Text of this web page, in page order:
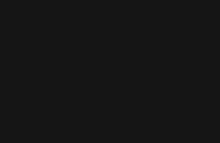
tra và thanh toán trực tiếp